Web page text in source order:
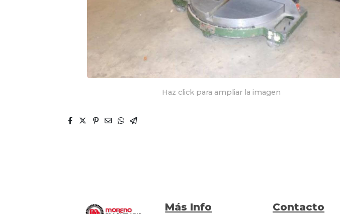
Haz click para ampliar la imagen
Más Info Contacto